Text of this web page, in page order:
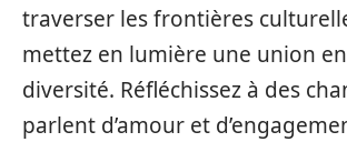
traverser les frontières
mettez en lumière une union
diversité. Réfléchissez à des
parlent d’amour et